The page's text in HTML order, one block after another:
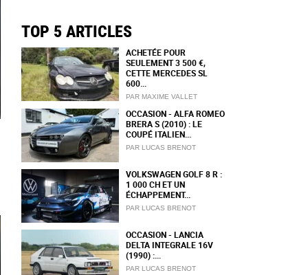
TOP 5 ARTICLES
ACHETÉE POUR
SEULEMENT 3 500 €,
CETTE MERCEDES SL
600...
PAR MAXIME VALLET
OCCASION - ALFA ROMEO
BRERA S (2010) : LE
COUPÉ ITALIEN...
PAR LUCAS BRENOT
VOLKSWAGEN GOLF 8 R :
1 000 CH ET UN
ÉCHAPPEMENT...
PAR LUCAS BRENOT
OCCASION - LANCIA
DELTA INTEGRALE 16V
(1990) :...
PAR LUCAS BRENOT